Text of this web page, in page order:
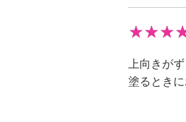
を演出し
※ファイバ
ー
３種類の
上向きが
塗るときに